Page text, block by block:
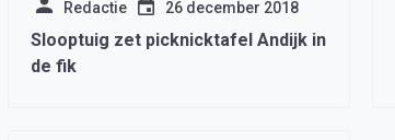
Redactie 26 december 2018
Slooptuig zet picknicktafel Andijk in
de fik